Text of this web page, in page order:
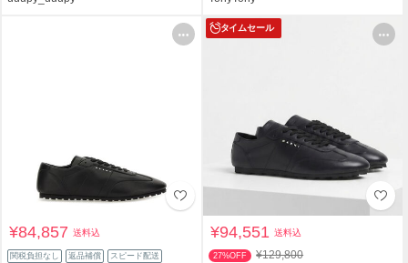
¥84,857送料込
関税負担なし 返品補償 スピード配送
タイムセール
¥94,551送料込
27%OFF ¥129,800